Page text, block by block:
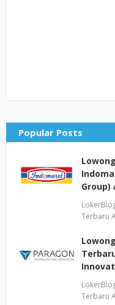
Popular Posts
Group)
Terbaru
Terbaru